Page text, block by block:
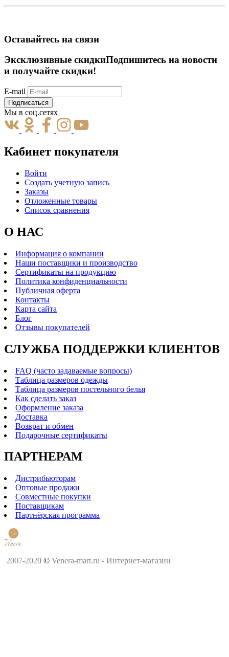
Оставайтесь на связи
Эксклюзивные скидкиПодпишитесь на новости
и получайте скидки!
E-mail
Подписаться
Мы в соц.сетях
Кабинет покупателя
Войти
Создать учетную запись
Заказы
Отложенные товары
Список сравнения
О НАС
Информация о компании
Наши поставщики и производство
Сертификаты на продукцию
Политика конфиденциальности
Публичная оферта
Контакты
Карта сайта
Блог
Отзывы покупателей
СЛУЖБА ПОДДЕРЖКИ КЛИЕНТОВ
FAQ (часто задаваемые вопросы)
Таблица размеров одежды
Таблица размеров постельного белья
Как сделать заказ
Оформление заказа
Доставка
Возврат и обмен
Подарочные сертификаты
ПАРТНЕРАМ
Дистрибьюторам
Оптовые продажи
Совместные покупки
Поставщикам
Партнёрская программа
2007-2020 © Venera-mart.ru - Интернет-магазин